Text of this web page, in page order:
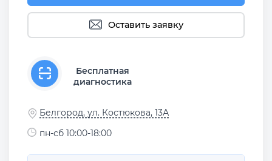
Оставить заявку
Бесплатная
диагностика
Белгород, ул. Костюкова, 13А
пн-сб 10:00-18:00